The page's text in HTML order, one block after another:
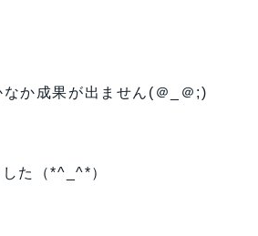
か成果が出ません(＠_＠;)
た（*^_^*）